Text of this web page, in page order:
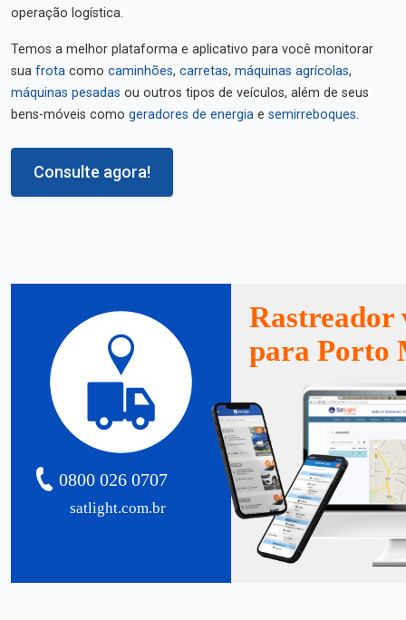
operação logística.
Temos a melhor plataforma e aplicativo para você monitorar
sua frota como caminhões, carretas, máquinas agrícolas,
máquinas pesadas ou outros tipos de veículos, além de seus
bens-móveis como geradores de energia e semirreboques.
Consulte agora!
satlight.com.br
0800 026 0707
Rastreador
para Porto